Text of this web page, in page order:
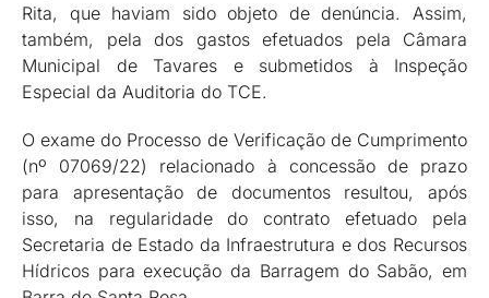
Rita, que haviam sido objeto de denúncia. Assim,
também, pela dos gastos efetuados pela Câmara
Municipal de Tavares e submetidos à Inspeção
Especial da Auditoria do TCE.
O exame do Processo de Verificação de Cumprimento
(nº 07069/22) relacionado à concessão de prazo
para apresentação de documentos resultou, após
isso, na regularidade do contrato efetuado pela
Secretaria de Estado da Infraestrutura e dos Recursos
Hídricos para execução da Barragem do Sabão, em